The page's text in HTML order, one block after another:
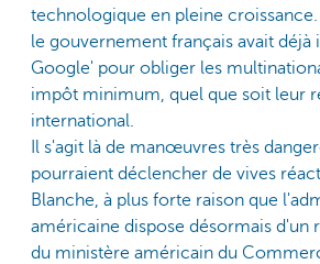
technologique en pleine
le gouvernement français avait déjà
Google' pour obliger les
impôt minimum, quel que soit leur
international.
Il s'agit là de manœuvres très
pourraient déclencher de vives
Blanche, à plus forte raison que
américaine dispose désormais d'un
du ministère américain du